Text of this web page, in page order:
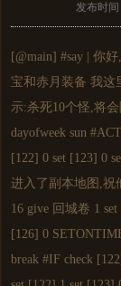
发布时间
[@main] #say | 你
宝和赤月装备 我
示:杀死10个怪,将
dayofweek sun
[122] 0 set [123] 0
进入了副本地图,祝
16 give 回城卷 1
[126] 0
break #IF check